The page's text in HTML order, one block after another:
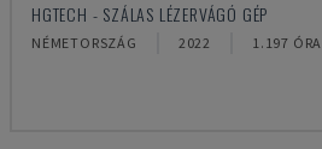
HGTECH - SZÁLAS LÉZERVÁGÓ GÉP
NÉMETORSZÁG 2022 1.197 ÓRA